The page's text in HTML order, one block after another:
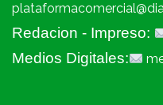
Redacion - Impreso:
Medios Digitales: